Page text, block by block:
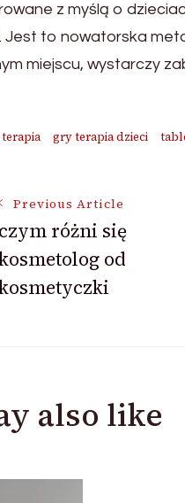
z myślą o
Jest to nowatorska
miejscu, wystarczy
gry terapia dzieci
Previous Article
czym różni się
od
also like